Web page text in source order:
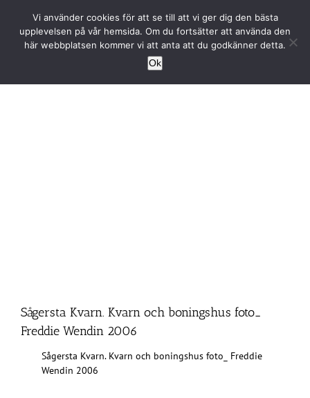
innehållet
Sågersta Kvarn. Kvarn och boningshus foto_
Freddie Wendin 2006
Sågersta Kvarn. Kvarn och boningshus foto_ Freddie
Wendin 2006
Vi använder cookies för att se till att vi ger dig den bästa
upplevelsen på vår hemsida. Om du fortsätter att använda den
här webbplatsen kommer vi att anta att du godkänner detta.
Ok